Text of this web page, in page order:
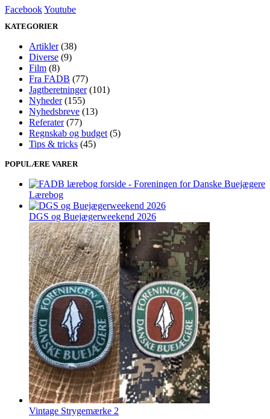
FacebookYoutube
KATEGORIER
Artikler(38)
Diverse (9)
Film (8)
Fra FADB (77)
Jagtberetninger(101)
Nyheder(155)
Nyhedsbreve (13)
Referater(77)
Regnskab og budget (5)
Tips & tricks (45)
POPULÆRE VARER
Lærebog
DGS og Buejægerweekend 2026
Vintage Strygemærke 2